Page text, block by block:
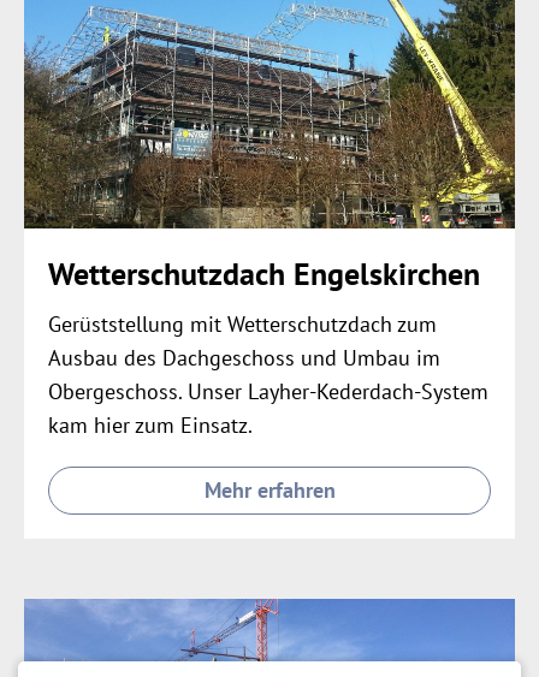
Wetterschutzdach Engelskirchen
Gerüststellung mit Wetterschutzdach zum
Ausbau des Dachgeschoss und Umbau im
Obergeschoss. Unser Layher-Kederdach-System
kam hier zum Einsatz.
Mehr erfahren